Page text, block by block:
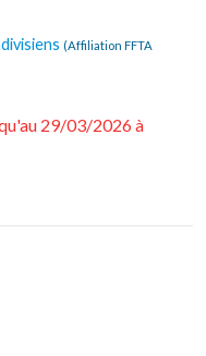
(Affiliation FFTA
29/03/2026 à